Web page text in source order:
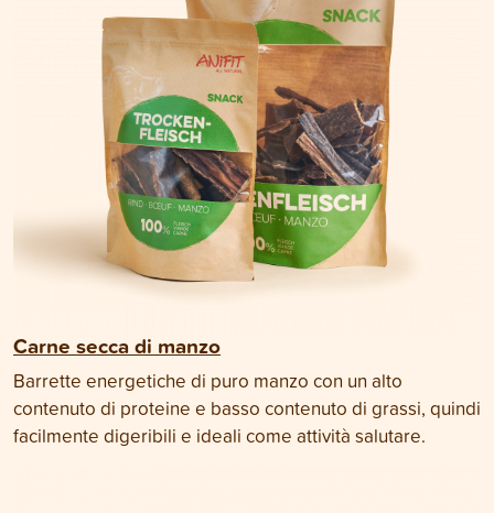
Carne secca di manzo
Barrette energetiche di puro manzo con un alto
contenuto di proteine e basso contenuto di grassi, quindi
facilmente digeribili e ideali come attività salutare.